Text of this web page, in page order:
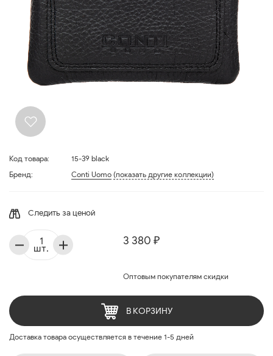
Код товара:
15-39 black
Бренд:
Conti Uomo (показать другие коллекции)
Следить за ценой
3 380 ₽
Оптовым покупателям скидки
шт.
В КОРЗИНУ
Доставка товара осуществляется в течение 1-5 дней